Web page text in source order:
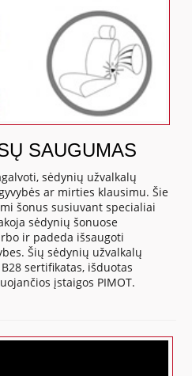
SAUGUMAS
sėdynių užvalkalų
ar mirties klausimu. Šie
šonus susiuvant specialiai
sėdynių šonuose
ir padeda išsaugoti
Šių sėdynių užvalkalų
sertifikatas, išduotas
įstaigos PIMOT.